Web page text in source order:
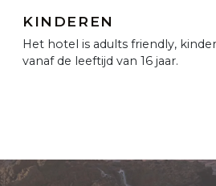
KINDEREN
Het hotel is adults friendly,
vanaf de leeftijd van 16 jaar.